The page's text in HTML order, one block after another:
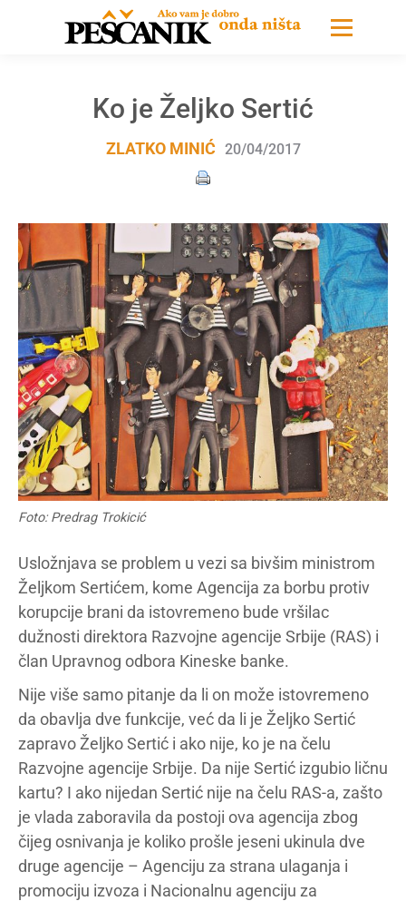
Ko je Željko Sertić
ZLATKO MINIĆ 20/04/2017
Foto: Predrag Trokicić
Usložnjava se problem u vezi sa bivšim ministrom
Željkom Sertićem, kome Agencija za borbu protiv
korupcije brani da istovremeno bude vršilac
dužnosti direktora Razvojne agencije Srbije (RAS) i
član Upravnog odbora Kineske banke.
Nije više samo pitanje da li on može istovremeno
da obavlja dve funkcije, već da li je Željko Sertić
zapravo Željko Sertić i ako nije, ko je na čelu
Razvojne agencije Srbije. Da nije Sertić izgubio ličnu
kartu? I ako nijedan Sertić nije na čelu RAS-a, zašto
je vlada zaboravila da postoji ova agencija zbog
čijeg osnivanja je koliko prošle jeseni ukinula dve
druge agencije – Agenciju za strana ulaganja i
promociju izvoza i Nacionalnu agenciju za